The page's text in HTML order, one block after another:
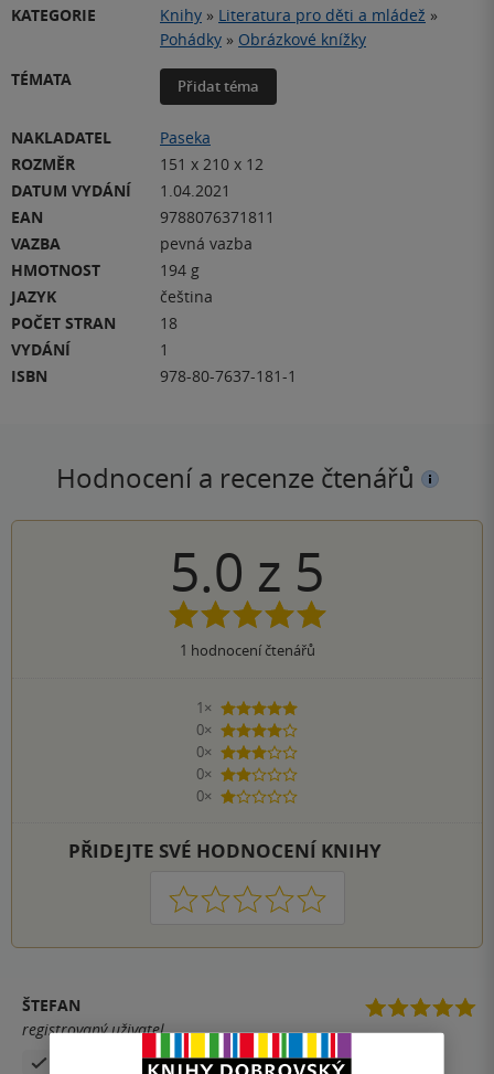
KATEGORIE Knihy » Literatura pro děti a mládež »
Pohádky » Obrázkové knížky
TÉMATA
Přidat téma
NAKLADATEL
Paseka
ROZMĚR
151 x 210 x 12
DATUM VYDÁNÍ
1.04.2021
EAN
9788076371811
VAZBA
pevná vazba
HMOTNOST
194 g
JAZYK
čeština
POČET STRAN
18
VYDÁNÍ
1
ISBN
978-80-7637-181-1
Hodnocení a recenze čtenářů
5.0 z 5
1 hodnocení čtenářů
1×
5 hvězdiček
0×
4 hvězdičky
0×
3 hvězdičky
0×
2 hvězdičky
0×
1 hvezdička
PŘIDEJTE SVÉ HODNOCENÍ KNIHY
1 2 3 4 5
ŠTEFAN
registrovaný uživatel
Zakoupil produkt